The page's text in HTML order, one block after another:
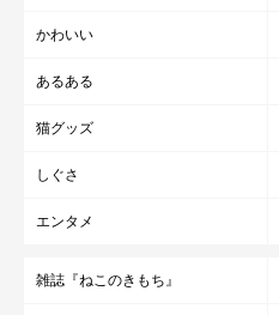
かわいい
あるある
猫グッズ
しぐさ
エンタメ
雑誌『ねこのきもち』